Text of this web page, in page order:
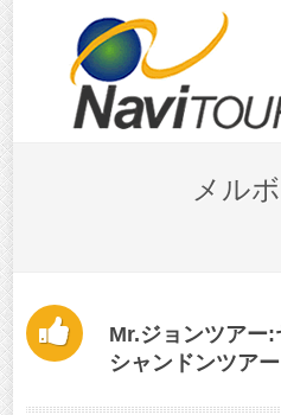
メル
Mr.ジョンツアー
​シャンドンツアー